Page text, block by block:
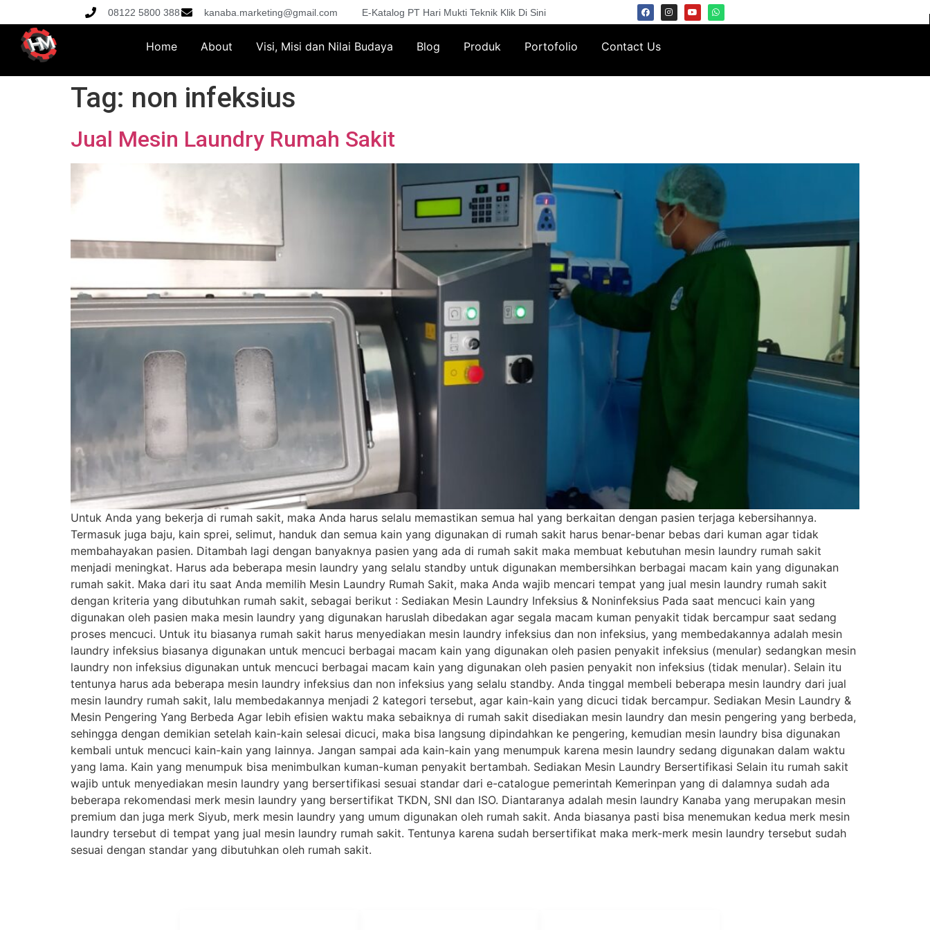
08122 5800 388 kanaba.marketing@gmail.com E-Katalog PT Hari Mukti Teknik Klik Di Sini
Home About Visi, Misi dan Nilai Budaya Blog Produk Portofolio Contact Us
Tag: non infeksius
Jual Mesin Laundry Rumah Sakit
Untuk Anda yang bekerja di rumah sakit, maka Anda harus selalu memastikan semua hal yang berkaitan dengan pasien terjaga kebersihannya.
Termasuk juga baju, kain sprei, selimut, handuk dan semua kain yang digunakan di rumah sakit harus benar-benar bebas dari kuman agar tidak
membahayakan pasien. Ditambah lagi dengan banyaknya pasien yang ada di rumah sakit maka membuat kebutuhan mesin laundry rumah sakit
menjadi meningkat. Harus ada beberapa mesin laundry yang selalu standby untuk digunakan membersihkan berbagai macam kain yang digunakan
rumah sakit. Maka dari itu saat Anda memilih Mesin Laundry Rumah Sakit, maka Anda wajib mencari tempat yang jual mesin laundry rumah sakit
dengan kriteria yang dibutuhkan rumah sakit, sebagai berikut : Sediakan Mesin Laundry Infeksius & Noninfeksius Pada saat mencuci kain yang
digunakan oleh pasien maka mesin laundry yang digunakan haruslah dibedakan agar segala macam kuman penyakit tidak bercampur saat sedang
proses mencuci. Untuk itu biasanya rumah sakit harus menyediakan mesin laundry infeksius dan non infeksius, yang membedakannya adalah mesin
laundry infeksius biasanya digunakan untuk mencuci berbagai macam kain yang digunakan oleh pasien penyakit infeksius (menular) sedangkan mesin
laundry non infeksius digunakan untuk mencuci berbagai macam kain yang digunakan oleh pasien penyakit non infeksius (tidak menular). Selain itu
tentunya harus ada beberapa mesin laundry infeksius dan non infeksius yang selalu standby. Anda tinggal membeli beberapa mesin laundry dari jual
mesin laundry rumah sakit, lalu membedakannya menjadi 2 kategori tersebut, agar kain-kain yang dicuci tidak bercampur. Sediakan Mesin Laundry &
Mesin Pengering Yang Berbeda Agar lebih efisien waktu maka sebaiknya di rumah sakit disediakan mesin laundry dan mesin pengering yang berbeda,
sehingga dengan demikian setelah kain-kain selesai dicuci, maka bisa langsung dipindahkan ke pengering, kemudian mesin laundry bisa digunakan
kembali untuk mencuci kain-kain yang lainnya. Jangan sampai ada kain-kain yang menumpuk karena mesin laundry sedang digunakan dalam waktu
yang lama. Kain yang menumpuk bisa menimbulkan kuman-kuman penyakit bertambah. Sediakan Mesin Laundry Bersertifikasi Selain itu rumah sakit
wajib untuk menyediakan mesin laundry yang bersertifikasi sesuai standar dari e-catalogue pemerintah Kemerinpan yang di dalamnya sudah ada
beberapa rekomendasi merk mesin laundry yang bersertifikat TKDN, SNI dan ISO. Diantaranya adalah mesin laundry Kanaba yang merupakan mesin
premium dan juga merk Siyub, merk mesin laundry yang umum digunakan oleh rumah sakit. Anda biasanya pasti bisa menemukan kedua merk mesin
laundry tersebut di tempat yang jual mesin laundry rumah sakit. Tentunya karena sudah bersertifikat maka merk-merk mesin laundry tersebut sudah
sesuai dengan standar yang dibutuhkan oleh rumah sakit.